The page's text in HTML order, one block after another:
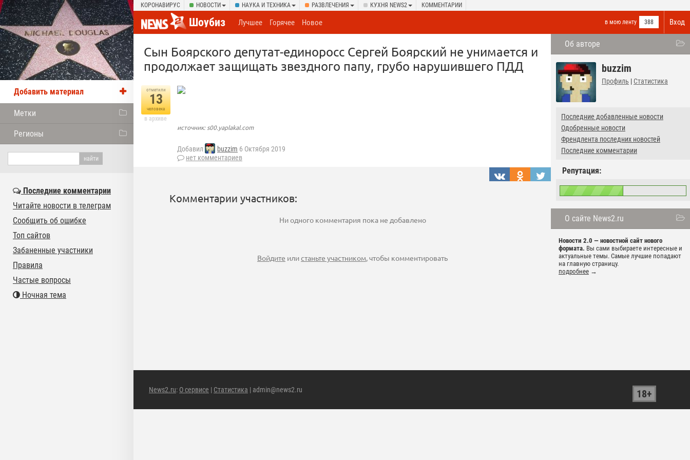
КОРОНАВИРУС НОВОСТИ НАУКА И ТЕХНИКА РАЗВЛЕЧЕНИЯ КУХНЯ NEWS2 КОММЕНТАРИИ
Вход
Шоубиз в мою ленту 388
Лучшее Горячее Новое
Об авторе
buzzim
Профиль | Статистика
Последние добавленные новости
Одобренные новости
Френдлента последних новостей
Последние комментарии
Репутация:
О сайте News2.ru
Новости 2.0 — новостной сайт нового
формата. Вы сами выбираете интересные и
актуальные темы. Самые лучшие попадают
на главную страницу.
подробнее →
Сын Боярского депутат-единоросс Сергей Боярский не унимается и
продолжает защищать звездного папу, грубо нарушившего ПДД
отметили
13
человека
в архиве
источник: s00.yaplakal.com
Добавил buzzim 6 Октября 2019
нет комментариев
Комментарии участников:
Ни одного комментария пока не добавлено
Войдите илистаньте участником, чтобы комментировать
News2.ru: О сервисе | Статистика | admin@news2.ru 18+
Добавить материал
Метки
Регионы
Последние комментарии
Читайте новости в телеграм
Сообщить об ошибке
Топ сайтов
Забаненные участники
Правила
Частые вопросы
Ночная тема